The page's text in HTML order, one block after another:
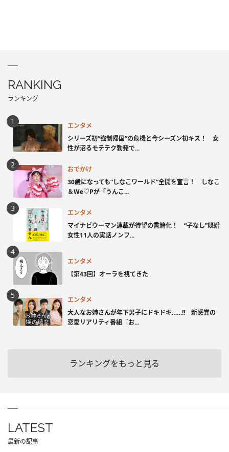
RANKING
ランキング
エンタメ
シリーズ初“強制帰国”の危機と今シーズン初キス！ 女
性が沼るモテテク勃発で...
おでかけ
30歳になっても“しなこワールド”全開を宣言！ しなこ
＆We♡Pが「うんこ...
エンタメ
マイナビウーマン連載が待望の書籍化！ “子なし”既婚
女性11人の実話ノンフ...
エンタメ
【第43回】オーラを視てきた
エンタメ
大人なお姉さんが年下男子にドキドキ……!! 新感覚の
恋愛リアリティ番組『お...
ランキングをもっと見る
LATEST
最新の記事